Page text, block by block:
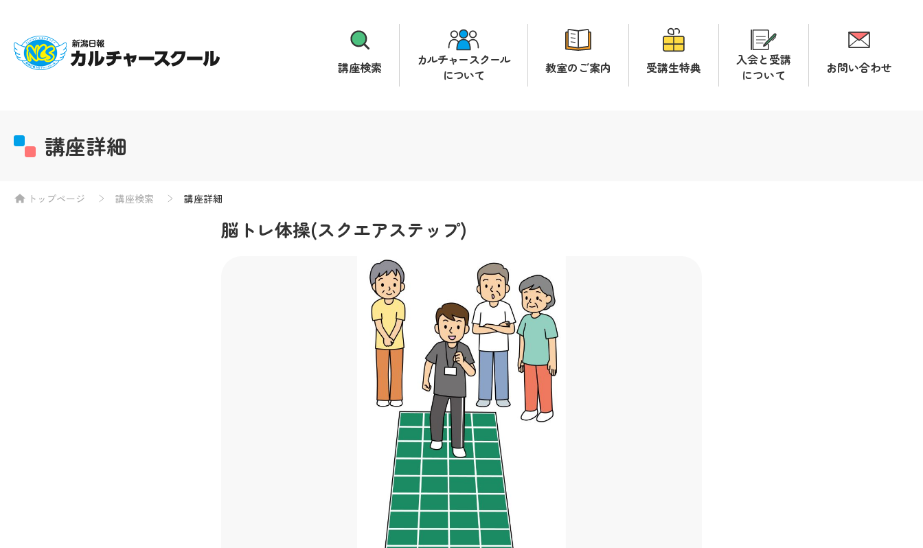
講座検索
カルチャースクール
について
教室のご案内 受講生特典
入会と受講
について
お問い合わせ
講座詳細
トップページ 講座検索 講座詳細
脳トレ体操(スクエアステップ)